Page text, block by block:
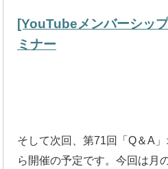
[YouTubeメンバーシッ
ミナー
そして次回、第71回「Q＆A
ら開催の予定です。今回は月